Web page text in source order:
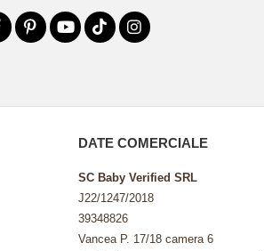
DATE COMERCIALE
SC Baby Verified SRL
J22/1247/2018
39348826
Vancea P. 17/18 camera 6